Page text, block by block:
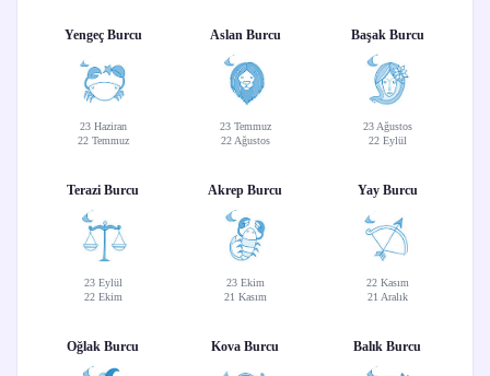
Yengeç Burcu
23 Haziran
22 Temmuz
Aslan Burcu
23 Temmuz
22 Ağustos
Başak Burcu
23 Ağustos
22 Eylül
Terazi Burcu
23 Eylül
22 Ekim
Akrep Burcu
23 Ekim
21 Kasım
Yay Burcu
22 Kasım
21 Aralık
Oğlak Burcu Kova Burcu Balık Burcu